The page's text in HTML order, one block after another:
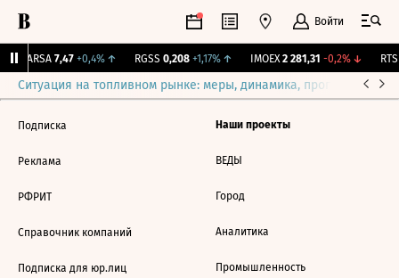
Войти
ARSA 7,47 +0,4%↑ RGSS 0,208 +1,17%↑ IMOEX 2 281,31 -0,2%↓ RTSI
Ситуация на топливном рынке: меры, динамика, прогнозы
Подписка
Реклама
РФРИТ
Справочник компаний
Подписка для юр.лиц
Наши проекты
ВЕДЫ
Город
Аналитика
Промышленность